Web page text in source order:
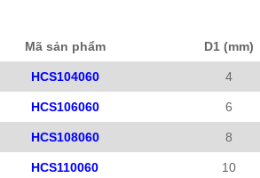
Mã sản phẩm D1 (mm)
HCS104060 4
HCS106060 6
HCS108060 8
HCS110060 10